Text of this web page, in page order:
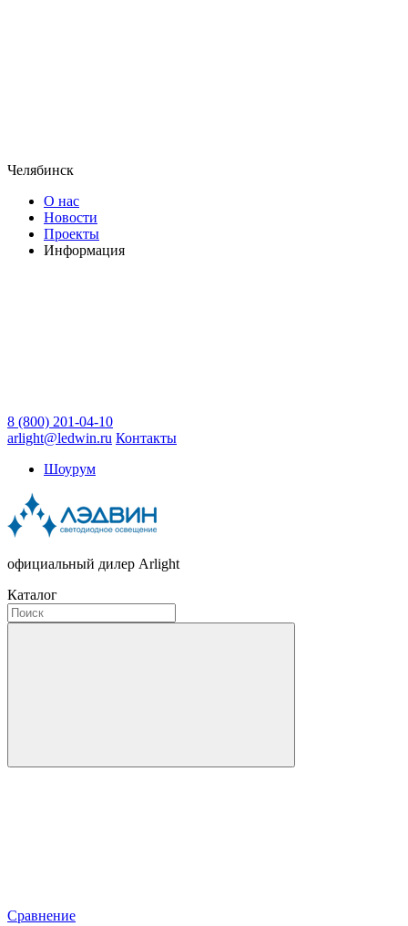
Челябинск
О нас
Новости
Проекты
Информация
8 (800) 201-04-10
arlight@ledwin.ru Контакты
Шоурум
официальный дилер Arlight
Каталог
Сравнение